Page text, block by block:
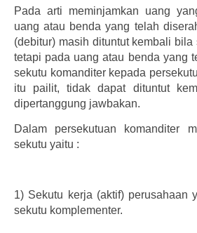
Pada arti meminjamkan uang
uang atau benda yang telah
(debitur) masih dituntut kembali
tetapi pada uang atau benda yang
sekutu komanditer kepada
itu pailit, tidak dapat dituntut
dipertanggung jawbakan.
Dalam persekutuan komanditer
sekutu yaitu :
1) Sekutu kerja (aktif) perusahaan
sekutu komplementer.